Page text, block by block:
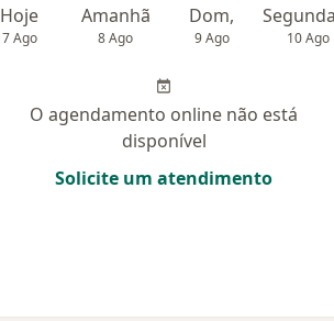
Hoje
7 Ago
Amanhã
8 Ago
Dom,
9 Ago 10 Ago
O agendamento online não está
disponível
Solicite um atendimento